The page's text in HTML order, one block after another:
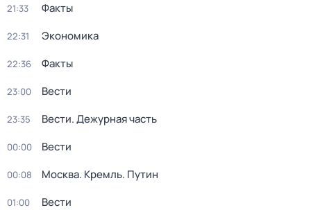
21:33 Факты
22:31 Экономика
22:36 Факты
23:00 Вести
23:35 Вести. Дежурная часть
00:00 Вести
00:08 Москва. Кремль. Путин
01:00 Вести